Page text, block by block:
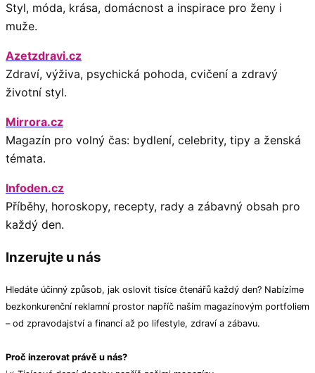
Styl, móda, krása, domácnost a inspirace pro ženy i
muže.
Azetzdravi.cz
Zdraví, výživa, psychická pohoda, cvičení a zdravý
životní styl.
Mirrora.cz
Magazín pro volný čas: bydlení, celebrity, tipy a ženská
témata.
Infoden.cz
Příběhy, horoskopy, recepty, rady a zábavný obsah pro
každý den.
Inzerujte u nás
Hledáte účinný způsob, jak oslovit tisíce čtenářů každý den? Nabízíme
bezkonkurenční reklamní prostor napříč naším magazínovým portfoliem
– od zpravodajství a financí až po lifestyle, zdraví a zábavu.
Proč inzerovat právě u nás?